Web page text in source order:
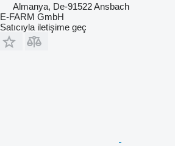
Almanya, De-91522 Ansbach
E-FARM GmbH
Satıcıyla iletişime geç